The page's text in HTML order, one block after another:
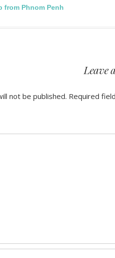
from Phnom Penh
Leave
not be published. Required